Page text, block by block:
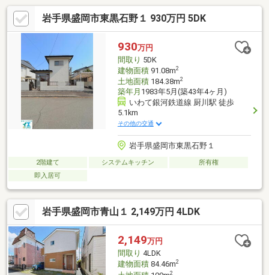
岩手県盛岡市東黒石野１ 930万円 5DK
930万円
間取り 5DK
建物面積91.08m2
土地面積184.38m2
築年月 1983年5月(築43年4ヶ月)
いわて銀河鉄道線 厨川駅 徒歩
5.1km
その他の交通
岩手県盛岡市東黒石野１
2階建て システムキッチン
所有権
即入居可
岩手県盛岡市青山１ 2,149万円 4LDK
2,149万円
間取り 4LDK
建物面積84.46m2
2